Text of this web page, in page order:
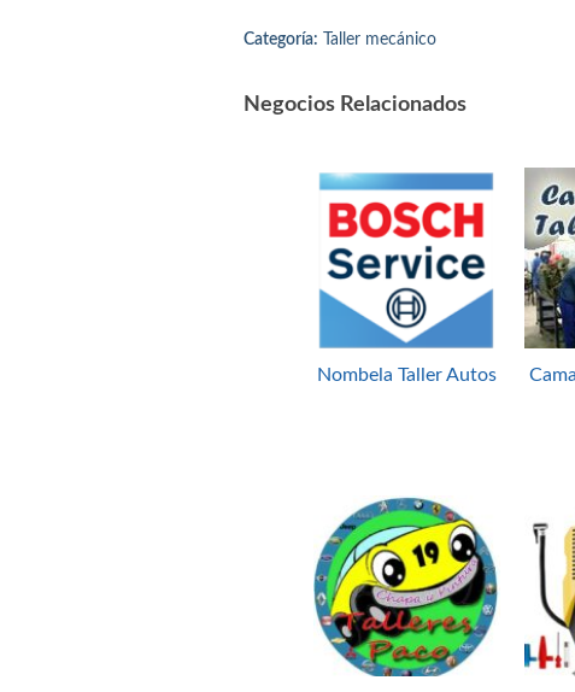
Categoría: Taller mecánico
Negocios Relacionados
Nombela Taller Autos